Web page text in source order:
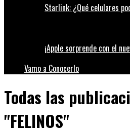
Starlink: ¿Qué celulares
¡Apple sorprende con el
Vamo a Conocerlo
Todas las
"FELINOS"